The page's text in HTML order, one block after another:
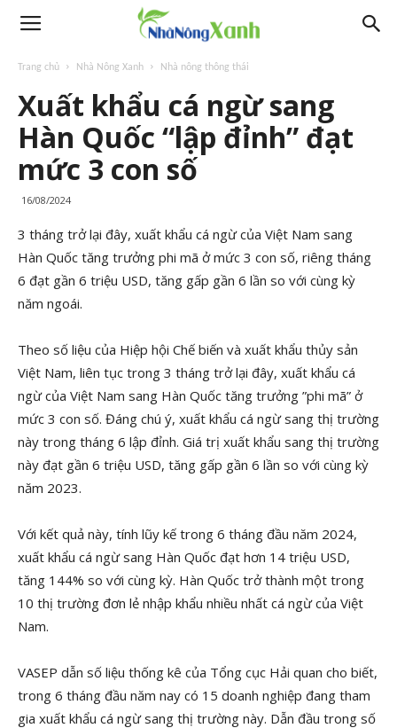
Trang chủ Nhà Nông Xanh Nhà nông thông thái
Xuất khẩu cá ngừ sang
Hàn Quốc “lập đỉnh” đạt
mức 3 con số
16/08/2024
3 tháng trở lại đây, xuất khẩu cá ngừ của Việt Nam sang
Hàn Quốc tăng trưởng phi mã ở mức 3 con số, riêng tháng
6 đạt gần 6 triệu USD, tăng gấp gần 6 lần so với cùng kỳ
năm ngoái.
Theo số liệu của Hiệp hội Chế biến và xuất khẩu thủy sản
Việt Nam, liên tục trong 3 tháng trở lại đây, xuất khẩu cá
ngừ của Việt Nam sang Hàn Quốc tăng trưởng ”phi mã” ở
mức 3 con số. Đáng chú ý, xuất khẩu cá ngừ sang thị trường
này trong tháng 6 lập đỉnh. Giá trị xuất khẩu sang thị trường
này đạt gần 6 triệu USD, tăng gấp gần 6 lần so với cùng kỳ
năm 2023.
Với kết quả này, tính lũy kế trong 6 tháng đầu năm 2024,
xuất khẩu cá ngừ sang Hàn Quốc đạt hơn 14 triệu USD,
tăng 144% so với cùng kỳ. Hàn Quốc trở thành một trong
10 thị trường đơn lẻ nhập khẩu nhiều nhất cá ngừ của Việt
Nam.
VASEP dẫn số liệu thống kê của Tổng cục Hải quan cho biết,
trong 6 tháng đầu năm nay có 15 doanh nghiệp đang tham
gia xuất khẩu cá ngừ sang thị trường này. Dẫn đầu trong số